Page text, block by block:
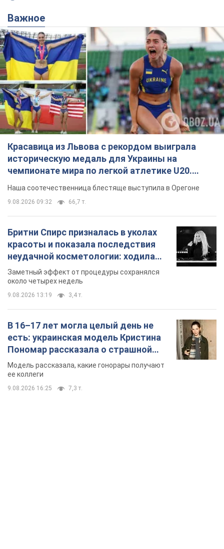
Важное
Красавица из Львова с рекордом выиграла
историческую медаль для Украины на
чемпионате мира по легкой атлетике U20.
Видео
Наша соотечественница блестяще выступила в Орегоне
9.08.2026 09:32 66,7 т.
Бритни Спирс призналась в уколах
красоты и показала последствия
неудачной косметологии: ходила
так почти месяц
Заметный эффект от процедуры сохранялся
около четырех недель
9.08.2026 13:19 3,4 т.
В 16–17 лет могла целый день не
есть: украинская модель Кристина
Пономар рассказала о страшной
стороне модельной карьеры
Модель рассказала, какие гонорары получают
ее коллеги
9.08.2026 16:25 7,3 т.